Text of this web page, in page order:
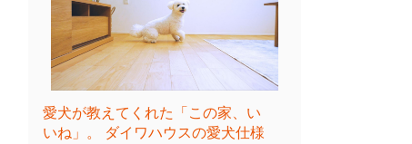
愛犬が教えてくれた「この家、い
いね」。 ダイワハウスの愛犬仕様